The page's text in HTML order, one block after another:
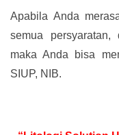
Apabila Anda
semua persyaratan,
maka Anda bisa
SIUP, NIB.